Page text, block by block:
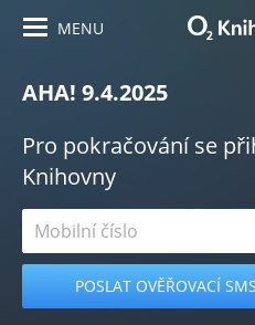
MENU
AHA! 9.4.2025
Pro pokračování se
Knihovny